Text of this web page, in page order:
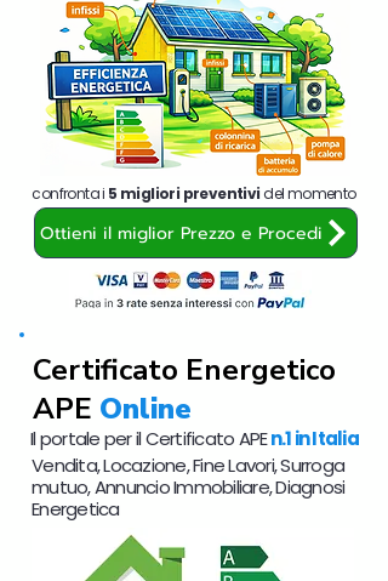
confronta i 5 migliori preventividel momento
Ottieni il miglior Prezzo e Procedi
Certificato Energetico
APE Online
Il portale per il Certificato APEn.1 in Italia
Vendita, Locazione, Fine Lavori, Surroga
mutuo, Annuncio Immobiliare, Diagnosi
Energetica